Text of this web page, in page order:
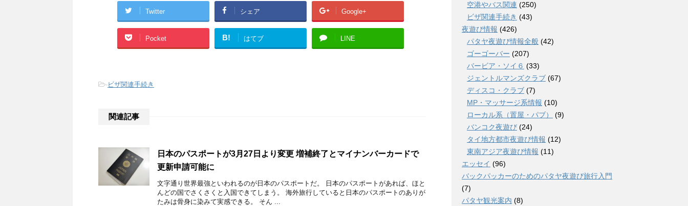
Twitter シェア Google+
Pocket B! はてブ LINE
-ビザ関連手続き
関連記事
日本のパスポートが3月27日より変更 増補終了とマイナンバーカードで
更新申請可能に
文字通り世界最強といわれるのが日本のパスポートだ。 日本のパスポートがあれば、ほと
んどの国でさくさくと入国できてしまう。 海外旅行していると日本のパスポートのありが
たみは骨身に染みて実感できる。 そん ...
空港やバス関連 (250)
ビザ関連手続き (43)
夜遊び情報 (426)
パタヤ夜遊び情報全般 (42)
ゴーゴーバー (207)
バービア・ソイ６ (33)
ジェントルマンズクラブ (67)
ディスコ・クラブ (7)
MP・マッサージ系情報 (10)
ローカル系（置屋・パブ）
(9)
バンコク夜遊び (24)
タイ地方都市夜遊び情報 (12)
東南アジア夜遊び情報 (11)
エッセイ (96)
バックパッカーのためのパタヤ夜遊び旅行入門
(7)
パタヤ観光案内 (8)